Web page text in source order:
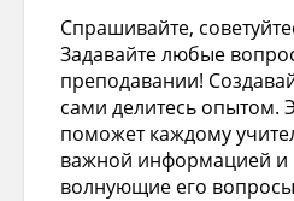
Спрашивайте,
Задавайте любые
преподавании!
сами делитесь опытом.
поможет каждому
важной информацией и
волнующие его